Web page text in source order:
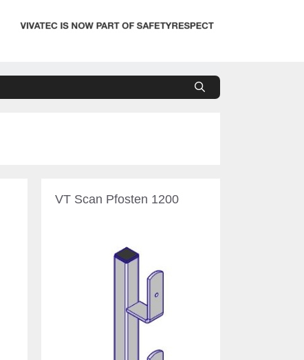
VT Scan Pfosten 1200